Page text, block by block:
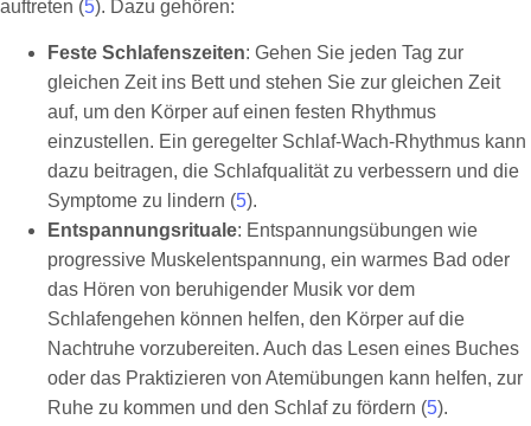
auftreten (5). Dazu gehören:
Feste Schlafenszeiten: Gehen Sie jeden Tag zur
gleichen Zeit ins Bett und stehen Sie zur gleichen Zeit
auf, um den Körper auf einen festen Rhythmus
einzustellen. Ein geregelter Schlaf-Wach-Rhythmus kann
dazu beitragen, die Schlafqualität zu verbessern und die
Symptome zu lindern (5).
Entspannungsrituale: Entspannungsübungen wie
progressive Muskelentspannung, ein warmes Bad oder
das Hören von beruhigender Musik vor dem
Schlafengehen können helfen, den Körper auf die
Nachtruhe vorzubereiten. Auch das Lesen eines Buches
oder das Praktizieren von Atemübungen kann helfen, zur
Ruhe zu kommen und den Schlaf zu fördern (5).